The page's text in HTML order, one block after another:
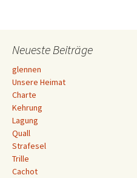
Navigation
Neueste Beiträge
glennen
Unsere Heimat
Charte
Kehrung
Lagung
Quall
Strafesel
Trille
Cachot